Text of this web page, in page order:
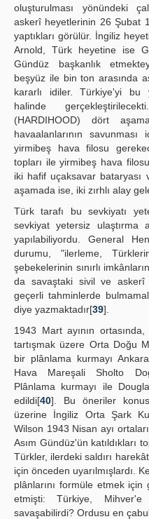
oluşturulması yönündeki
askerî heyetlerinin 26 Şubat
yaptıkları görülür. İngiliz
Arnold, Türk heyetine ise
Gündüz başkanlık
beşyüz ile bin ton arasında
kararlı idiler. Türkiye'yi bu
halinde
(HARDIHOOD) dört
havaalanlarının
yirmibeş hava filosu
topları ile yirmibeş hava
iki hafif uçaksavar
aşamada ise, iki zırhlı alay
Türk tarafı bu sevkiyatı
sevkiyat yetersiz ulaştırma
yapılabiliyordu. General
durumu, "ilerleme,
şebekelerinin sınırlı
da savaştaki sivil ve askerî
geçerli tahminlerde
diye yazmaktadır[39].
1943 Mart ayının
tartışmak üzere Orta Doğu
bir plânlama kurmayı
Hava Mareşali Sholto
Plânlama kurmayı ile
edildi[40]. Bu öneriler
üzerine İngiliz Orta Şark
Wilson 1943 Nisan ayı
Asım Gündüz'ün katıldıkları
Türkler, ilerdeki saldırı
için önceden uyarılmışlardı.
plânlarını formüle etmek
etmişti: Türkiye,
savaşabilirdi? Ordusu en